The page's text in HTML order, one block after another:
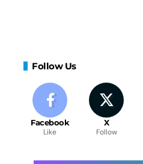
Follow Us
Facebook
Like
X
Follow